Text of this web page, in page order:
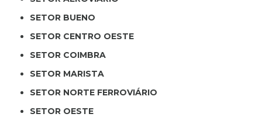
SETOR BUENO
SETOR CENTRO OESTE
SETOR COIMBRA
SETOR MARISTA
SETOR NORTE FERROVIÁRIO
SETOR OESTE